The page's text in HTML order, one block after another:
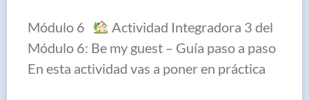
Módulo 6
Actividad Integradora 3 del
Módulo 6: Be my guest – Guía paso a paso
En esta actividad vas a poner en práctica